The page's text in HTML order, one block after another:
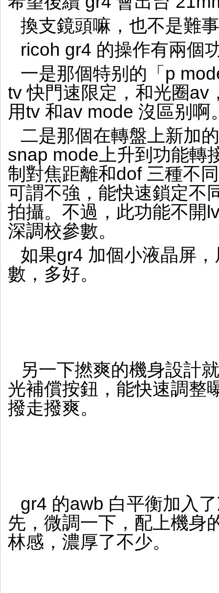
換支鏡頭嘛，也不是難
ricoh gr4 的操作有兩個
一是那個特别的「p
tv 快門速限定，和光圈av
用tv 和av mode 沒區别啊
二是那個在轉盤上新加
snap mode上升到功能轉
制對焦距離和dof 三種不
可謂不強，能快速鎖定不
拍攝。不過，此功能不開
深調校參數。
如果gr4 加個小液晶屏
數，多好。
另一下撚爽的機身設計
光補償按鈕，能快速調整
撥走撥爽。
gr4 的awb 白平衡加入
先，微調一下，配上機身
林感，濃厚了不少。